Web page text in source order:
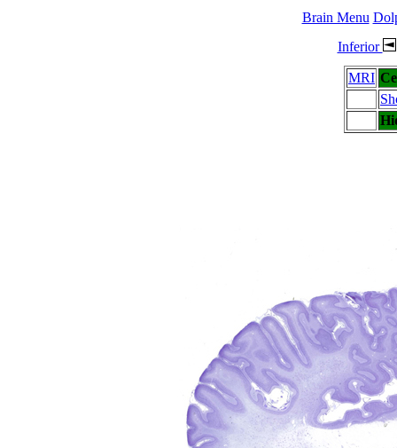
Brain Menu
Inferior
MRI